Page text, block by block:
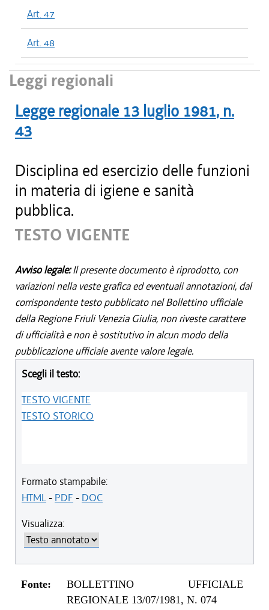
Art. 47
Art. 48
Leggi regionali
Legge regionale 13 luglio 1981, n.
43
Disciplina ed esercizio delle funzioni
in materia di igiene e sanità
pubblica.
TESTO VIGENTE
Avviso legale:Il presente documento è riprodotto, con
variazioni nella veste grafica ed eventuali annotazioni, dal
corrispondente testo pubblicato nel Bollettino ufficiale
della Regione Friuli Venezia Giulia, non riveste carattere
di ufficialità e non è sostitutivo in alcun modo della
pubblicazione ufficiale avente valore legale.
Scegli il testo:
TESTO VIGENTE
TESTO STORICO
Formato stampabile:
HTML- PDF - DOC
Visualizza:
Fonte:
BOLLETTINO UFFICIALE
REGIONALE 13/07/1981, N. 074